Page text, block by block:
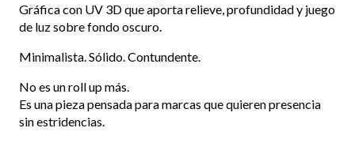
Gráfica con UV 3D que aporta relieve, profundidad y juego
de luz sobre fondo oscuro.
Minimalista. Sólido. Contundente.
No es un roll up más.
Es una pieza pensada para marcas que quieren presencia
sin estridencias.